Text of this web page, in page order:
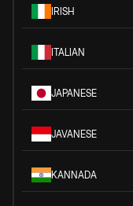
IRISH
ITALIAN
JAPANESE
JAVANESE
KANNADA